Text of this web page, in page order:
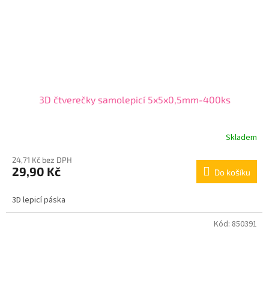
3D čtverečky samolepicí 5x5x0,5mm-400ks
Skladem
24,71 Kč bez DPH
29,90 Kč Do košíku
3D lepicí páska
Kód: 850391